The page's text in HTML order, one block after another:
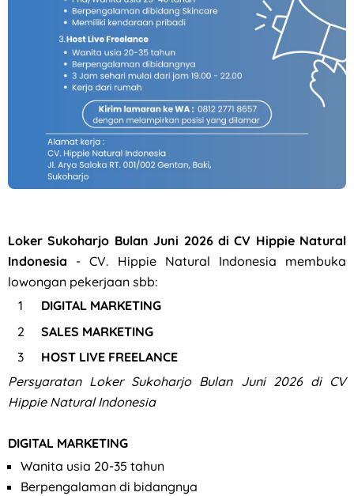
Loker Solo Raya di PT Digizecal Vita Guna Posisi Project
Lowongan Kerja Staff Toko Putra Lestari di Solo
Loker Sukoharjo Bulan Juni 2026 di CV Hippie Natural
Indonesia - CV. Hippie Natural Indonesia membuka
lowongan pekerjaan sbb:
DIGITAL MARKETING
SALES MARKETING
HOST LIVE FREELANCE
Persyaratan Loker Sukoharjo Bulan Juni 2026 di CV
Hippie Natural Indonesia
DIGITAL MARKETING
Wanita usia 20-35 tahun
Berpengalaman di bidangnya